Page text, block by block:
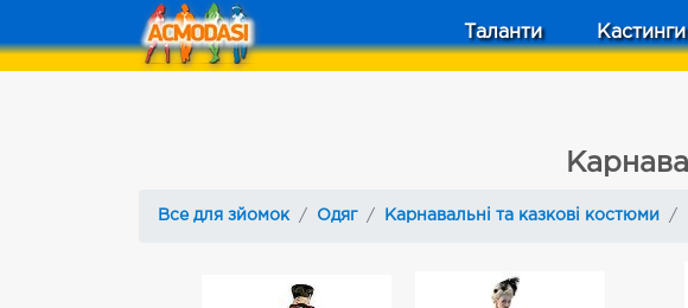
Таланти Кастинги
Все для зйомок Одяг Карнавальні та казкові костюми